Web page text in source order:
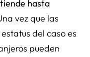
hasta
vez que las
del caso es
pueden